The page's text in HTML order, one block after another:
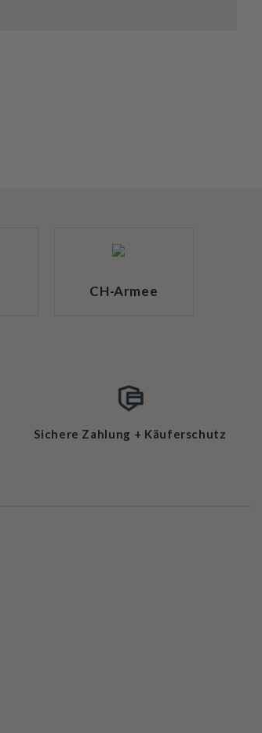
CH-Armee
Sichere Zahlung + Käuferschutz